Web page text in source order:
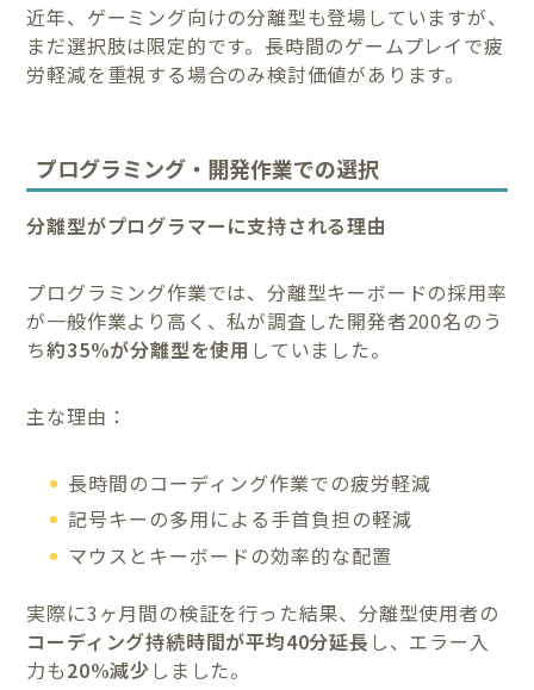
近年、ゲーミング向けの分離型も登場していますが、
まだ選択肢は限定的です。長時間のゲームプレイで疲
労軽減を重視する場合のみ検討価値があります。
プログラミング・開発作業での選択
分離型がプログラマーに支持される理由
プログラミング作業では、分離型キーボードの採用率
が一般作業より高く、私が調査した開発者200名のう
ち約35%が分離型を使用 していました。
主な理由：
長時間のコーディング作業での疲労軽減
記号キーの多用による手首負担の軽減
マウスとキーボードの効率的な配置
実際に3ヶ月間の検証を行った結果、分離型使用者の
コーディング持続時間が平均40分延長 し、エラー入
力も20%減少 しました。